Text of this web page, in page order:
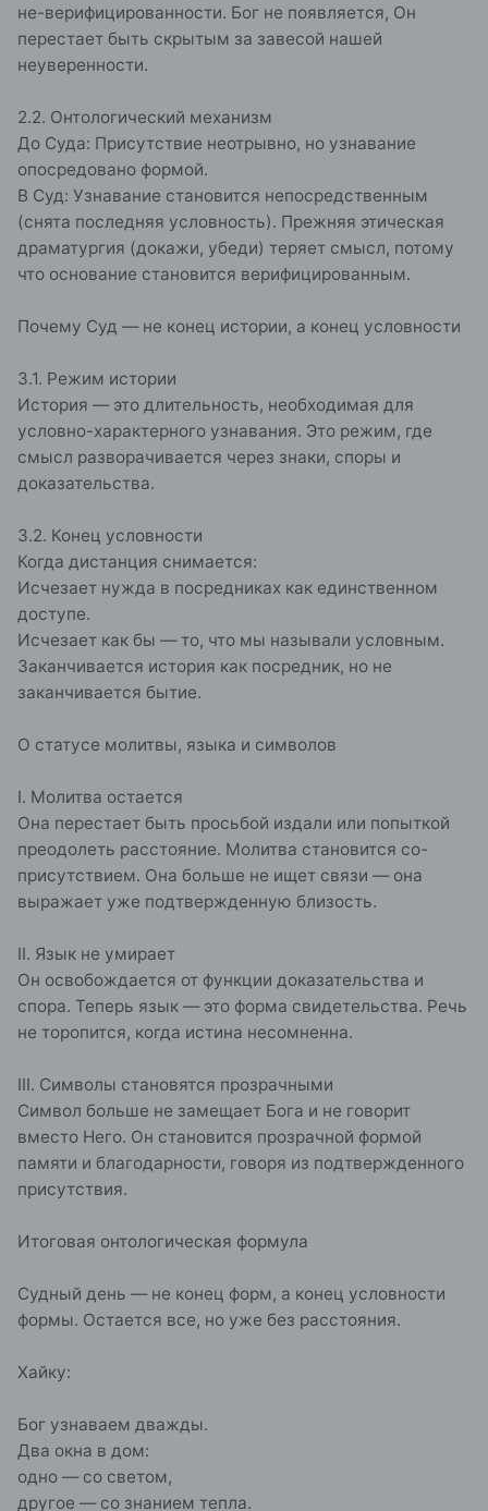
не-верифицированности. Бог не появляется, Он
перестает быть скрытым за завесой нашей
неуверенности.
2.2. Онтологический механизм
До Суда: Присутствие неотрывно, но узнавание
опосредовано формой.
В Суд: Узнавание становится непосредственным
(снята последняя условность). Прежняя этическая
драматургия (докажи, убеди) теряет смысл, потому
что основание становится верифицированным.
Почему Суд — не конец истории, а конец условности
3.1. Режим истории
История — это длительность, необходимая для
условно-характерного узнавания. Это режим, где
смысл разворачивается через знаки, споры и
доказательства.
3.2. Конец условности
Когда дистанция снимается:
Исчезает нужда в посредниках как единственном
доступе.
Исчезает как бы — то, что мы называли условным.
Заканчивается история как посредник, но не
заканчивается бытие.
О статусе молитвы, языка и символов
I. Молитва остается
Она перестает быть просьбой издали или попыткой
преодолеть расстояние. Молитва становится со-
присутствием. Она больше не ищет связи — она
выражает уже подтвержденную близость.
II. Язык не умирает
Он освобождается от функции доказательства и
спора. Теперь язык — это форма свидетельства. Речь
не торопится, когда истина несомненна.
III. Символы становятся прозрачными
Символ больше не замещает Бога и не говорит
вместо Него. Он становится прозрачной формой
памяти и благодарности, говоря из подтвержденного
присутствия.
Итоговая онтологическая формула
Судный день — не конец форм, а конец условности
формы. Остается все, но уже без расстояния.
Хайку:
Бог узнаваем дважды.
Два окна в дом:
одно — со светом,
другое — со знанием тепла.